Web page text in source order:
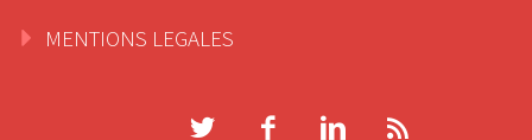
MENTIONS LEGALES